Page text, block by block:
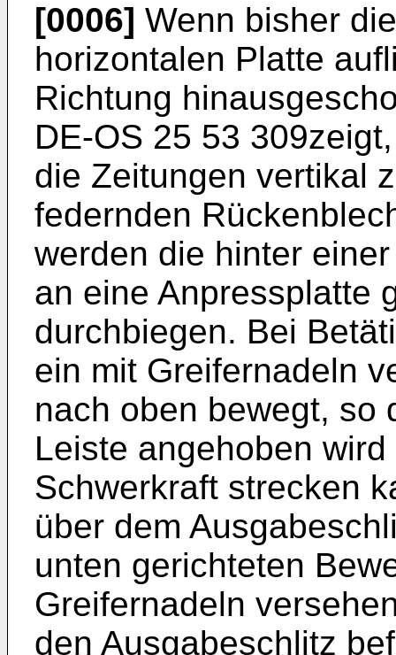
[0006] Wenn bisher
horizontalen Platte
Richtung
DE-OS 25 53
die Zeitungen vertikal
federnden
werden die hinter
an eine Anpressplatte
durchbiegen. Bei
ein mit Greifernadeln
nach oben bewegt, so
Leiste angehoben
Schwerkraft strecken
über dem
unten gerichteten
Greifernadeln
den Ausgabeschlitz